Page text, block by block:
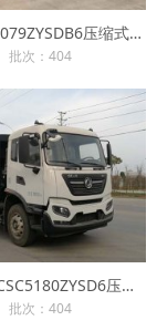
中汽牌ZQZ5079ZYSDB6压缩式垃圾车
批次：404
东风天锦VRCSC5180ZYSD6压缩式垃圾车
批次：404